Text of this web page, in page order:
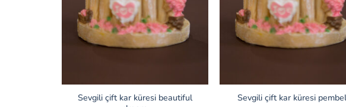
Sevgili çift kar küresi beautiful
Sevgili çift kar küresi